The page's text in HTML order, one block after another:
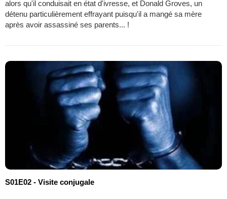
alors qu'il conduisait en état d'ivresse, et Donald Groves, un
détenu particulièrement effrayant puisqu'il a mangé sa mère
après avoir assassiné ses parents... !
S01E02 - Visite conjugale